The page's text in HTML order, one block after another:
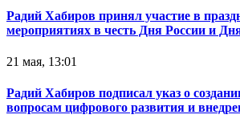
Радий Хабиров принял участие в
мероприятиях в честь Дня России и
21 мая, 13:01
Радий Хабиров подписал указ о
вопросам цифрового развития и